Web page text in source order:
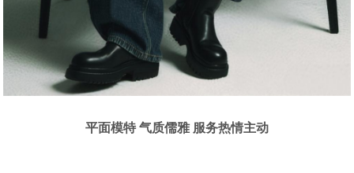
平面模特 气质儒雅 服务热情主动